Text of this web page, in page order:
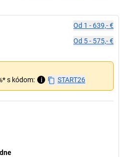
Od 1 - 639,- €
Od 5- 575,- €
s kódom:
i START26